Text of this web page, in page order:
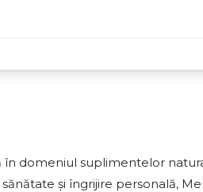
domeniul suplimentelor
și îngrijire personală,